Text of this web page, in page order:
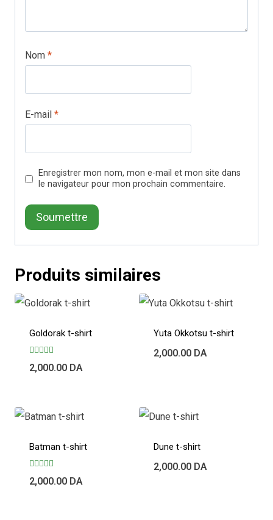
Nom *
E-mail *
Enregistrer mon nom, mon e-mail et mon site dans
le navigateur pour mon prochain commentaire.
Produits similaires
Goldorak t-shirt
Note
5.00
2,000.00 DA
Yuta Okkotsu t-shirt
2,000.00 DA
Batman t-shirt
Note
5.00
2,000.00 DA
Dune t-shirt
2,000.00 DA